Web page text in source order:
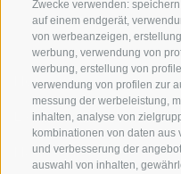
Zwecke verwenden:
auf einem endgerät,
von werbeanzeigen,
werbung, verwendung von
werbung, erstellung von
verwendung von profilen zur
messung der werbeleistung,
inhalten, analyse von
kombinationen von daten
und verbesserung der
auswahl von inhalten,
NÜTZLICHE LINKS
Herkunft
Expertise
Nachhaltigkeit